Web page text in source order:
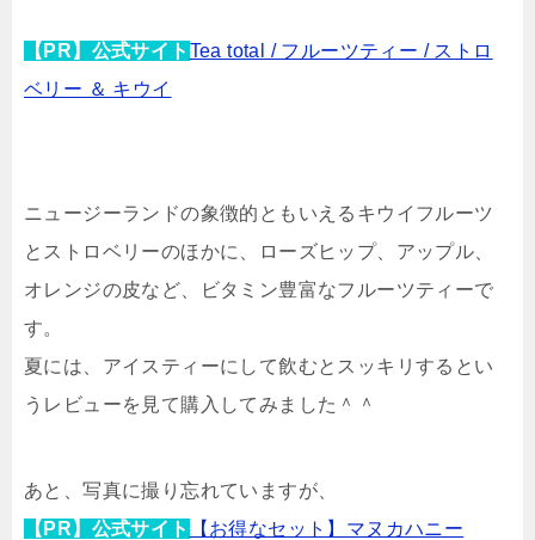
【PR】公式サイト Tea total / フルーツティー / ストロ
ベリー ＆ キウイ
ニュージーランドの象徴的ともいえるキウイフルーツ
とストロベリーのほかに、ローズヒップ、アップル、
オレンジの皮など、ビタミン豊富なフルーツティーで
す。
夏には、アイスティーにして飲むとスッキリするとい
うレビューを見て購入してみました＾＾
あと、写真に撮り忘れていますが、
【PR】公式サイト
【お得なセット】マヌカハニー